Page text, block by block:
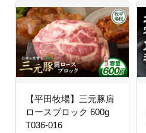
【平田牧場】三元豚肩
ロースブロック 600g
T036-016